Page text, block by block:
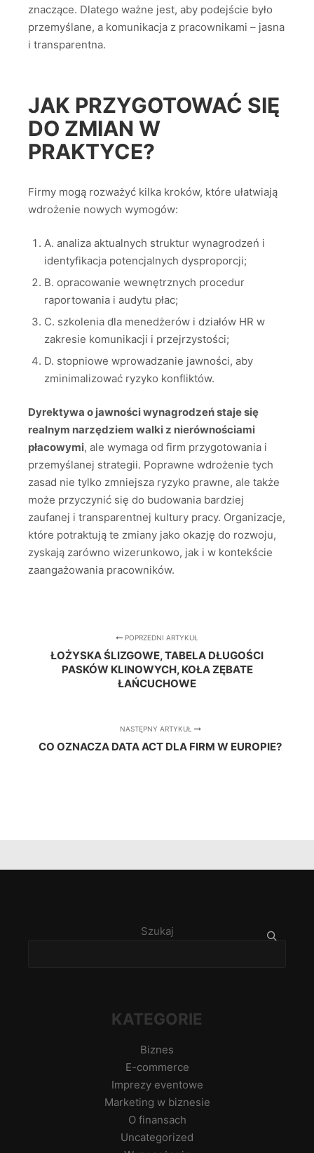
znaczące. Dlatego ważne jest, aby podejście było
przemyślane, a komunikacja z pracownikami – jasna
i transparentna.
JAK PRZYGOTOWAĆ SIĘ
DO ZMIAN W
PRAKTYCE?
Firmy mogą rozważyć kilka kroków, które ułatwiają
wdrożenie nowych wymogów:
A. analiza aktualnych struktur wynagrodzeń i
identyfikacja potencjalnych dysproporcji;
B. opracowanie wewnętrznych procedur
raportowania i audytu płac;
C. szkolenia dla menedżerów i działów HR w
zakresie komunikacji i przejrzystości;
D. stopniowe wprowadzanie jawności, aby
zminimalizować ryzyko konfliktów.
Dyrektywa o jawności wynagrodzeń staje się
realnym narzędziem walki z nierównościami
płacowymi, ale wymaga od firm przygotowania i
przemyślanej strategii. Poprawne wdrożenie tych
zasad nie tylko zmniejsza ryzyko prawne, ale także
może przyczynić się do budowania bardziej
zaufanej i transparentnej kultury pracy. Organizacje,
które potraktują te zmiany jako okazję do rozwoju,
zyskają zarówno wizerunkowo, jak i w kontekście
zaangażowania pracowników.
POPRZEDNI ARTYKUŁ
ŁOŻYSKA ŚLIZGOWE, TABELA DŁUGOŚCI
PASKÓW KLINOWYCH, KOŁA ZĘBATE
ŁAŃCUCHOWE
NASTĘPNY ARTYKUŁ
CO OZNACZA DATA ACT DLA FIRM W EUROPIE?
Szukaj
KATEGORIE
Biznes
E-commerce
Imprezy eventowe
Marketing w biznesie
O finansach
Uncategorized